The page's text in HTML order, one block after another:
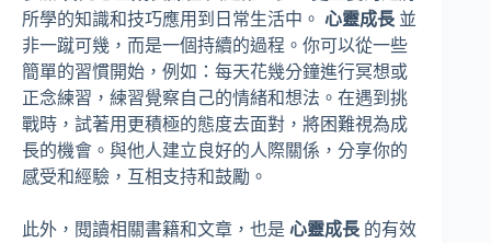
所學的知識和技巧應用到日常生活中。 心靈成長 並
非一蹴可幾，而是一個持續的過程。你可以從一些
簡單的習慣開始，例如：每天花幾分鐘進行冥想或
正念練習，練習覺察自己的情緒和想法。在遇到挑
戰時，試著用更積極的態度去面對，將困難視為成
長的機會。與他人建立良好的人際關係，分享你的
感受和經驗，互相支持和鼓勵。
此外，閱讀相關書籍和文章，也是 心靈成長 的有效